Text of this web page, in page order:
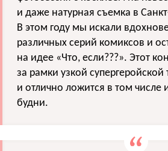
и даже натурная съемка в
В этом году мы искали
различных серий комиксов и
на идее «Что, если???». Этот
за рамки узкой супергеройской
и отлично ложится в том числе
будни.